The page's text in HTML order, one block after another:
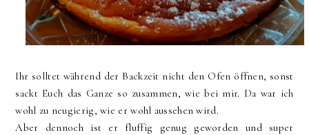
Ihr solltet während der Backzeit nicht den Ofen öffnen, sonst
sackt Euch das Ganze so zusammen, wie bei mir. Da war ich
wohl zu neugierig, wie er wohl aussehen wird.
Aber dennoch ist er fluffig genug geworden und super